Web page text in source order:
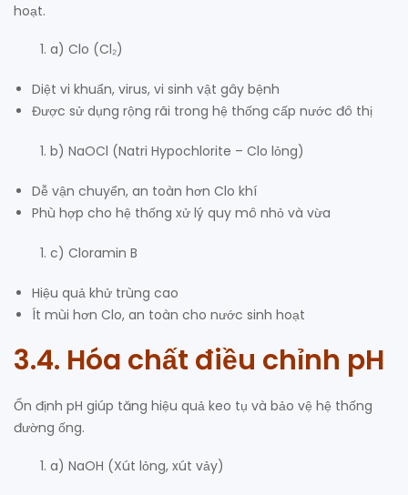
hoạt.
a) Clo (Cl₂)
Diệt vi khuẩn, virus, vi sinh vật gây bệnh
Được sử dụng rộng rãi trong hệ thống cấp nước đô thị
b) NaOCl (Natri Hypochlorite – Clo lỏng)
Dễ vận chuyển, an toàn hơn Clo khí
Phù hợp cho hệ thống xử lý quy mô nhỏ và vừa
c) Cloramin B
Hiệu quả khử trùng cao
Ít mùi hơn Clo, an toàn cho nước sinh hoạt
3.4. Hóa chất điều chỉnh pH
Ổn định pH giúp tăng hiệu quả keo tụ và bảo vệ hệ thống
đường ống.
a) NaOH (Xút lỏng, xút vảy)